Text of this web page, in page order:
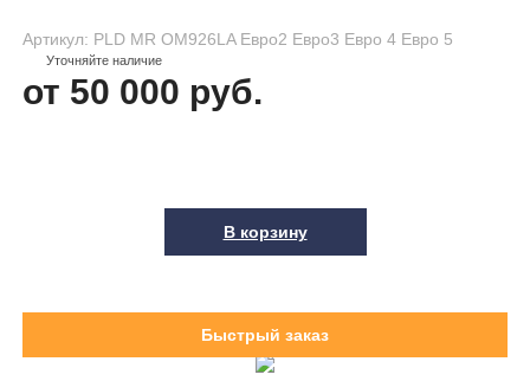
Артикул: PLD MR OM926LA Евро2 Евро3 Евро 4 Евро 5
Уточняйте наличие
от 50 000 руб.
В корзину
Быстрый заказ